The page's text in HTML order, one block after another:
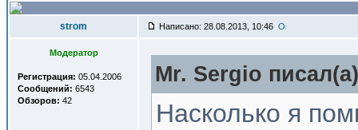
strom Написано: 28.08.2013, 10:46
Модератор
Регистрация: 05.04.2006
Сообщений: 6543
Обзоров: 42
Mr. Sergio
Насколько я